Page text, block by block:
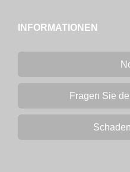
INFORMATIONEN
Fragen Sie